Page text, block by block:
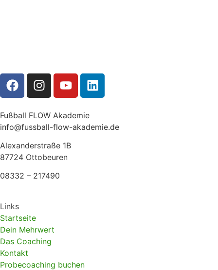
Fußball FLOW Akademie
info@fussball-flow-akademie.de
Alexanderstraße 1B
87724 Ottobeuren
08332 – 217490
Links
Startseite
Dein Mehrwert
Das Coaching
Kontakt
Probecoaching buchen